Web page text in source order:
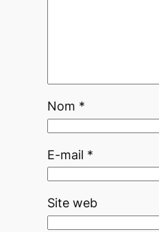
Nom *
E-mail *
Site web